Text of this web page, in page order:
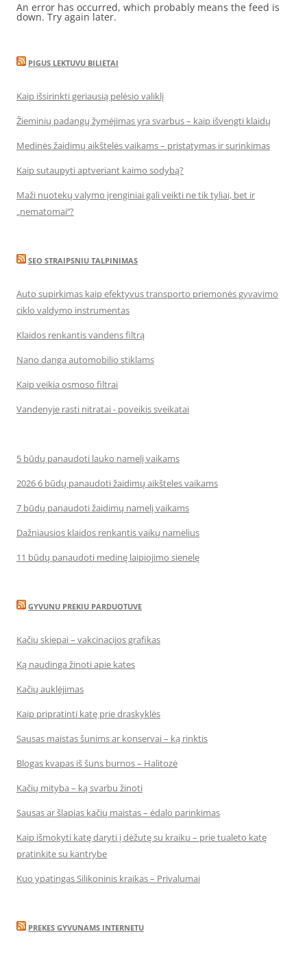
An error has occurred, which probably means the feed is
down. Try again later.
PIGUS LEKTUVU BILIETAI
Kaip išsirinkti geriausią pelėsio valiklį
Žieminių padangų žymėjimas yra svarbus – kaip išvengti klaidų
Medinės žaidimų aikštelės vaikams – pristatymas ir surinkimas
Kaip sutaupyti aptveriant kaimo sodybą?
Maži nuotekų valymo įrenginiai gali veikti ne tik tyliai, bet ir
„nematomai‘‘?
SEO STRAIPSNIU TALPINIMAS
Auto supirkimas kaip efektyvus transporto priemonės gyvavimo
ciklo valdymo instrumentas
Klaidos renkantis vandens filtrą
Nano danga automobilio stiklams
Kaip veikia osmoso filtrai
Vandenyje rasti nitratai - poveikis sveikatai
5 būdų panaudoti lauko namelį vaikams
2026 6 būdų panaudoti žaidimų aikšteles vaikams
7 būdų panaudoti žaidimų namelį vaikams
Dažniausios klaidos renkantis vaikų namelius
11 būdų panaudoti medinę laipiojimo sienelę
GYVUNU PREKIU PARDUOTUVE
Kačių skiepai – vakcinacijos grafikas
Ką naudinga žinoti apie kates
Kačių auklėjimas
Kaip pripratinti katę prie draskyklės
Sausas maistas šunims ar konservai – ką rinktis
Blogas kvapas iš šuns burnos – Halitozė
Kačių mityba – ką svarbu žinoti
Sausas ar šlapias kačių maistas – ėdalo parinkimas
Kaip išmokyti katę daryti į dėžutę su kraiku – prie tualeto katę
pratinkite su kantrybe
Kuo ypatingas Silikoninis kraikas – Privalumai
PREKES GYVUNAMS INTERNETU